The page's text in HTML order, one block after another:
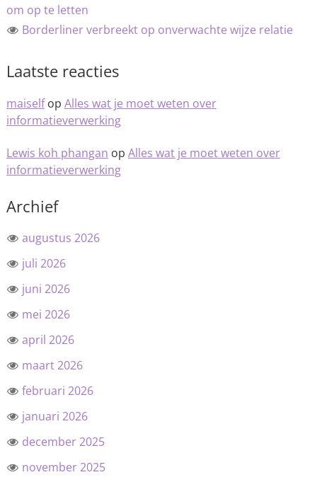
om op te letten
Borderliner verbreekt op onverwachte wijze relatie
Laatste reacties
maiselfop Alles wat je moet weten over
informatieverwerking
Lewis koh phangan op Alles wat je moet weten over
informatieverwerking
Archief
augustus 2026
juli 2026
juni 2026
mei 2026
april 2026
maart 2026
februari 2026
januari 2026
december 2025
november 2025